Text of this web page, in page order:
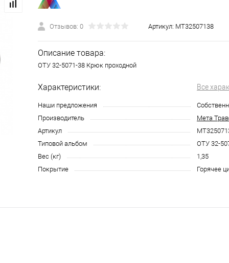
Отзывов: 0 Артикул: МТ32507138
Описание товара:
ОТУ 32-5071-38 Крюк проходной
Характеристики: Все
Наши предложения
Производитель
Мета
Артикул
Типовой альбом
ОТУ 32-
Вес (кг)
1,35
Покрытие
Горячее